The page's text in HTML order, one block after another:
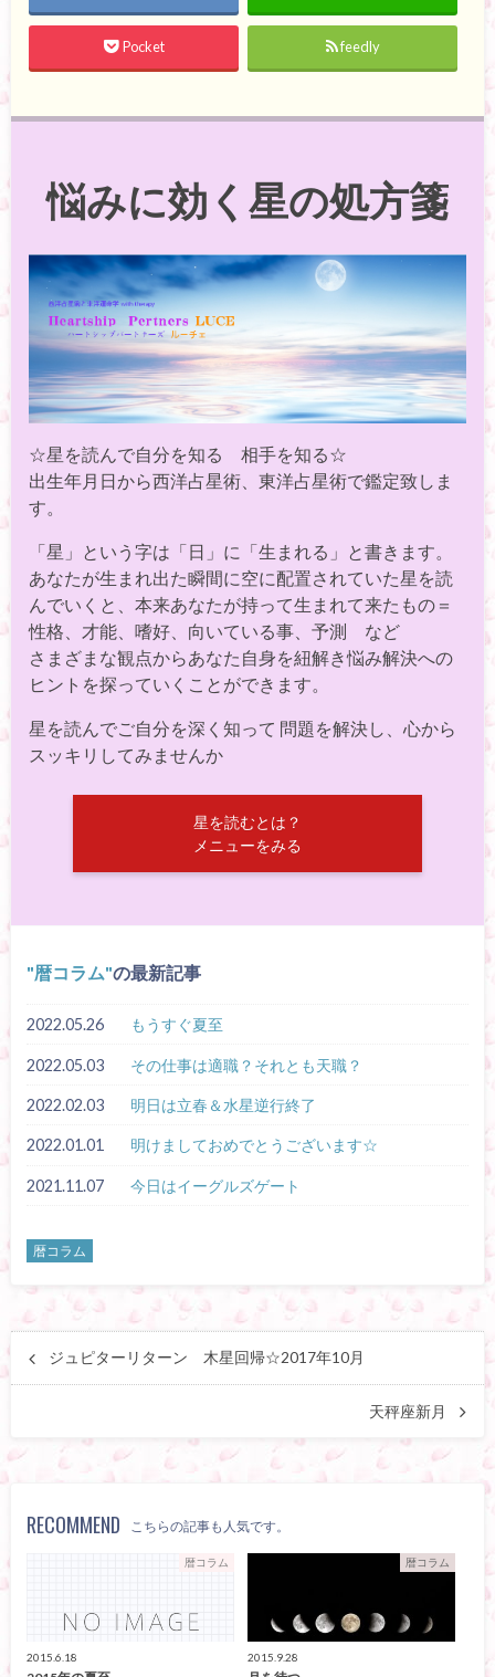
Pocket feedly
悩みに効く星の処方箋
☆星を読んで自分を知る 相手を知る☆
出生年月日から西洋占星術、東洋占星術で鑑定致しま
す。
「星」という字は「日」に「生まれる」と書きます。
あなたが生まれ出た瞬間に空に配置されていた星を読
んでいくと、本来あなたが持って生まれて来たもの＝
性格、才能、嗜好、向いている事、予測 など
さまざまな観点からあなた自身を紐解き悩み解決への
ヒントを探っていくことができます。
星を読んでご自分を深く知って 問題を解決し、心から
スッキリしてみませんか
星を読むとは？
メニューをみる
暦コラム の最新記事
2022.05.26 もうすぐ夏至
2022.05.03 その仕事は適職？それとも天職？
2022.02.03 明日は立春＆水星逆行終了
2022.01.01 明けましておめでとうございます☆
2021.11.07 今日はイーグルズゲート
暦コラム
ジュピターリターン 木星回帰☆2017年10月
天秤座新月
RECOMMEND こちらの記事も人気です。
暦コラム
2015.6.18
暦コラム
2015.9.28